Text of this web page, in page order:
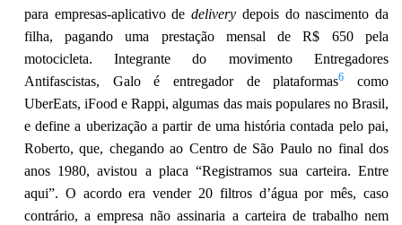
para empresas-aplicativo dedelivery depois do nascimento da
filha, pagando uma prestação mensal de R$ 650 pela
motocicleta. Integrante do movimento Entregadores
Antifascistas, Galo é entregador de plataformas6
como
UberEats, iFood e Rappi, algumas das mais populares no Brasil,
e define a uberização a partir de uma história contada pelo pai,
Roberto, que, chegando ao Centro de São Paulo no final dos
anos 1980, avistou a placa “Registramos sua carteira. Entre
aqui”. O acordo era vender 20 filtros d’água por mês, caso
contrário, a empresa não assinaria a carteira de trabalho nem